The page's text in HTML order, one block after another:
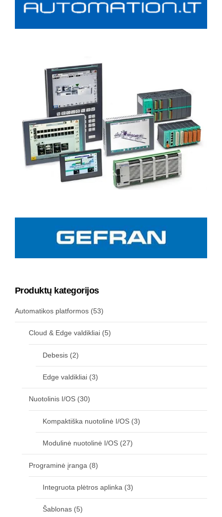
Produktų kategorijos
Automatikos platformos (53)
Cloud & Edge valdikliai (5)
Debesis (2)
Edge valdikliai (3)
Nuotolinis I/OS (30)
Kompaktiška nuotolinė I/OS (3)
Modulinė nuotolinė I/OS (27)
Programinė įranga (8)
Integruota plėtros aplinka (3)
Šablonas (5)